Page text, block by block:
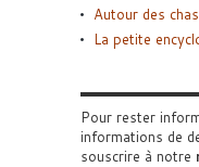
Autour des
La petite
Pour rester
informations de
souscrire à notre